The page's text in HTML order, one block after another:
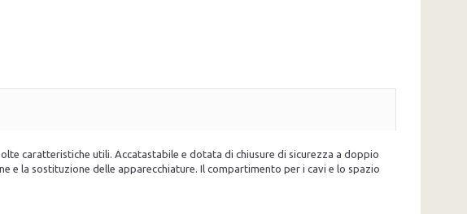
caratteristiche utili. Accatastabile e dotata di chiusure di sicurezza a doppio
e la sostituzione delle apparecchiature. Il compartimento per i cavi e lo spazio